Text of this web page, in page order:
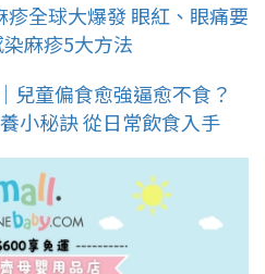
疹全球大爆發 眼紅、眼痛要
麻疹5大方法
兒童偏食愈強逼愈不食？
小秘訣 從日常飲食入手